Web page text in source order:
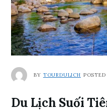
BY TOURDULICH
Du Lịch Suối